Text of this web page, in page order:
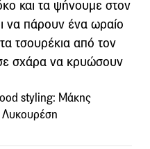
και τα ψήνουμε στον
να πάρουν ένα ωραίο
τσουρέκια από τον
σχάρα να κρυώσουν
styling: Μάκης
Λυκουρέση